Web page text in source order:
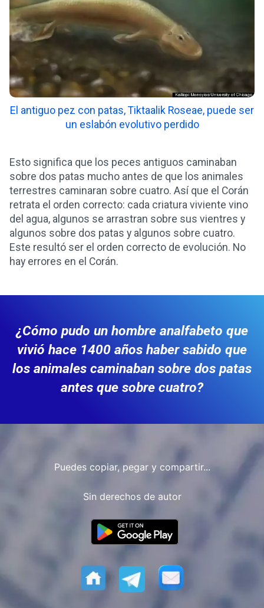
El antiguo pez con patas, Tiktaalik Roseae, puede ser
un eslabón evolutivo perdido
Esto significa que los peces antiguos caminaban
sobre dos patas mucho antes de que los animales
terrestres caminaran sobre cuatro. Así que el Corán
retrata el orden correcto: cada criatura viviente vino
del agua, algunos se arrastran sobre sus vientres y
algunos sobre dos patas y algunos sobre cuatro.
Este resultó ser el orden correcto de evolución. No
hay errores en el Corán.
¿Cómo pudo un hombre analfabeto que
vivió hace 1400 años haber sabido que
los animales caminaban sobre dos patas
antes que sobre cuatro?
Puedes copiar, pegar y compartir...
Sin derechos de autor